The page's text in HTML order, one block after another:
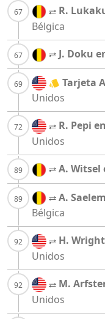
R.
Bélgica
J. Doku
Tarjeta
Unidos
R. Pepi
Unidos
A. Witsel
A.
Bélgica
H.
Unidos
M.
Unidos